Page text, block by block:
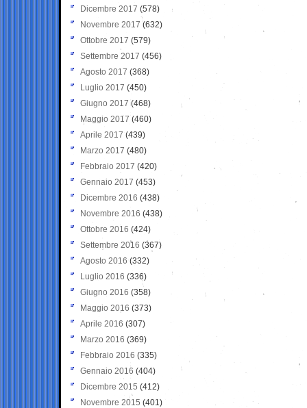
Dicembre 2017 (578)
Novembre 2017 (632)
Ottobre 2017 (579)
Settembre 2017 (456)
Agosto 2017 (368)
Luglio 2017 (450)
Giugno 2017 (468)
Maggio 2017 (460)
Aprile 2017 (439)
Marzo 2017 (480)
Febbraio 2017 (420)
Gennaio 2017 (453)
Dicembre 2016 (438)
Novembre 2016 (438)
Ottobre 2016 (424)
Settembre 2016 (367)
Agosto 2016 (332)
Luglio 2016 (336)
Giugno 2016 (358)
Maggio 2016 (373)
Aprile 2016 (307)
Marzo 2016 (369)
Febbraio 2016 (335)
Gennaio 2016 (404)
Dicembre 2015 (412)
Novembre 2015 (401)